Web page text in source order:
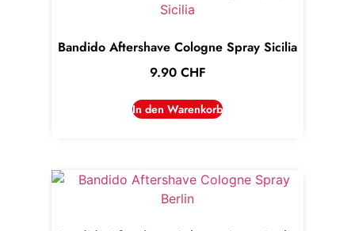
Bandido Aftershave Cologne Spray Sicilia
9.90 CHF
In den Warenkorb